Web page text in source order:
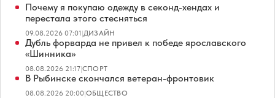
Почему я покупаю одежду в секонд-хендах и
перестала этого стесняться
09.08.2026 07:01|ДИЗАЙН
Дубль форварда не привел к победе ярославского
«Шинника»
08.08.2026 21:17|СПОРТ
В Рыбинске скончался ветеран-фронтовик
08.08.2026 20:00|ОБЩЕСТВО